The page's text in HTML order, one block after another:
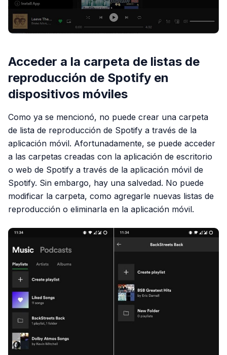
Acceder a la carpeta de listas de
reproducción de Spotify en
dispositivos móviles
Como ya se mencionó, no puede crear una carpeta
de lista de reproducción de Spotify a través de la
aplicación móvil. Afortunadamente, se puede acceder
a las carpetas creadas con la aplicación de escritorio
o web de Spotify a través de la aplicación móvil de
Spotify. Sin embargo, hay una salvedad. No puede
modificar la carpeta, como agregarle nuevas listas de
reproducción o eliminarla en la aplicación móvil.